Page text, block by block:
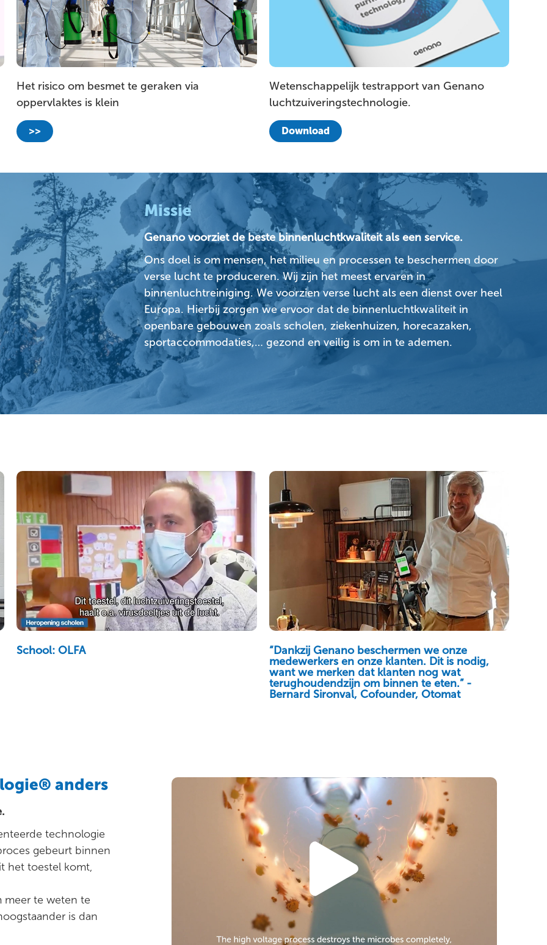
Het risico om besmet te geraken via
oppervlaktes is klein
>>
Wetenschappelijk testrapport van Genano
luchtzuiveringstechnologie.
Download
Missie
Genano voorziet de beste binnenluchtkwaliteit als een service.
Ons doel is om mensen, het milieu en processen te beschermen door
verse lucht te produceren. Wij zijn het meest ervaren in
binnenluchtreiniging. We voorzien verse lucht als een dienst over heel
Europa. Hierbij zorgen we ervoor dat de binnenluchtkwaliteit in
openbare gebouwen zoals scholen, ziekenhuizen, horecazaken,
sportaccommodaties,… gezond en veilig is om in te ademen.
School: OLFA
“Dankzij Genano beschermen we onze
medewerkers en onze klanten. Dit is nodig,
want we merken dat klanten nog wat
terughoudendzijn om binnen te eten.” -
Bernard Sironval, Cofounder, Otomat
anders
technologie
gebeurt binnen
het toestel komt,
meer te weten te
is dan